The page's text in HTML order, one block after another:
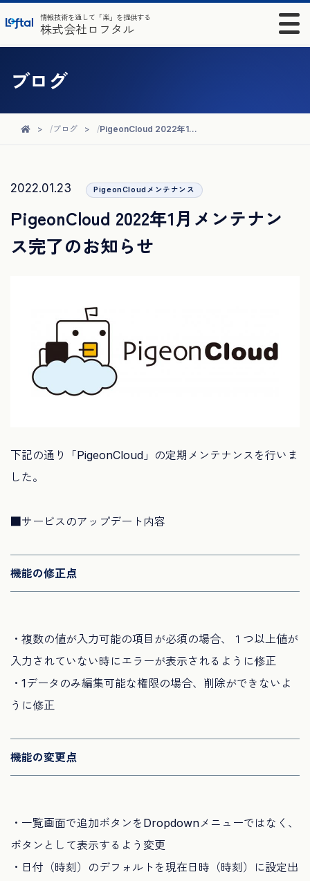
情報技術を通して「楽」を提供する
株式会社ロフタル
ブログ
ブログ PigeonCloud 2022年1月メンテナンス完了のお知らせ
2022.01.23 PigeonCloudメンテナンス
PigeonCloud 2022年1月メンテナン
ス完了のお知らせ
下記の通り「PigeonCloud」の定期メンテナンスを行いま
した。
■サービスのアップデート内容
機能の修正点
・複数の値が入力可能の項目が必須の場合、１つ以上値が
入力されていない時にエラーが表示されるように修正
・1データのみ編集可能な権限の場合、削除ができないよ
うに修正
機能の変更点
・一覧画面で追加ボタンをDropdownメニューではなく、
ボタンとして表示するよう変更
・日付（時刻）のデフォルトを現在日時（時刻）に設定出